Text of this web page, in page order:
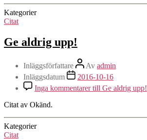
Kategorier
Citat
Ge aldrig upp!
Inläggsförfattare Av admin
Inläggsdatum
2016-10-16
Inga kommentarertill Ge aldrig upp!
Citat av Okänd.
Kategorier
Citat